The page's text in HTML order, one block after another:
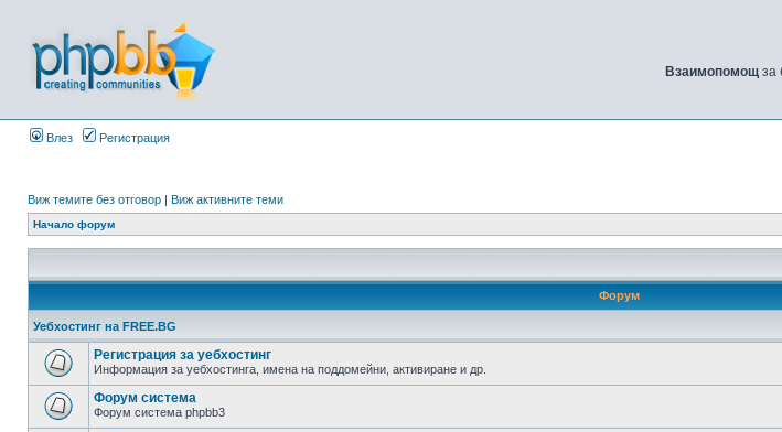
Взаимопомощза
Влез Регистрация
Виж темите без отговор | Виж активните теми
Начало форум
Форум
Уебхостинг на FREE.BG
Регистрация за уебхостинг
Информация за уебхостинга, имена на поддомейни, активиране и др.
Форум система
Форум система phpbb3